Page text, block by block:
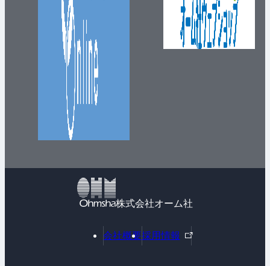
株式会社オーム社
会社概要採用情報
外
部